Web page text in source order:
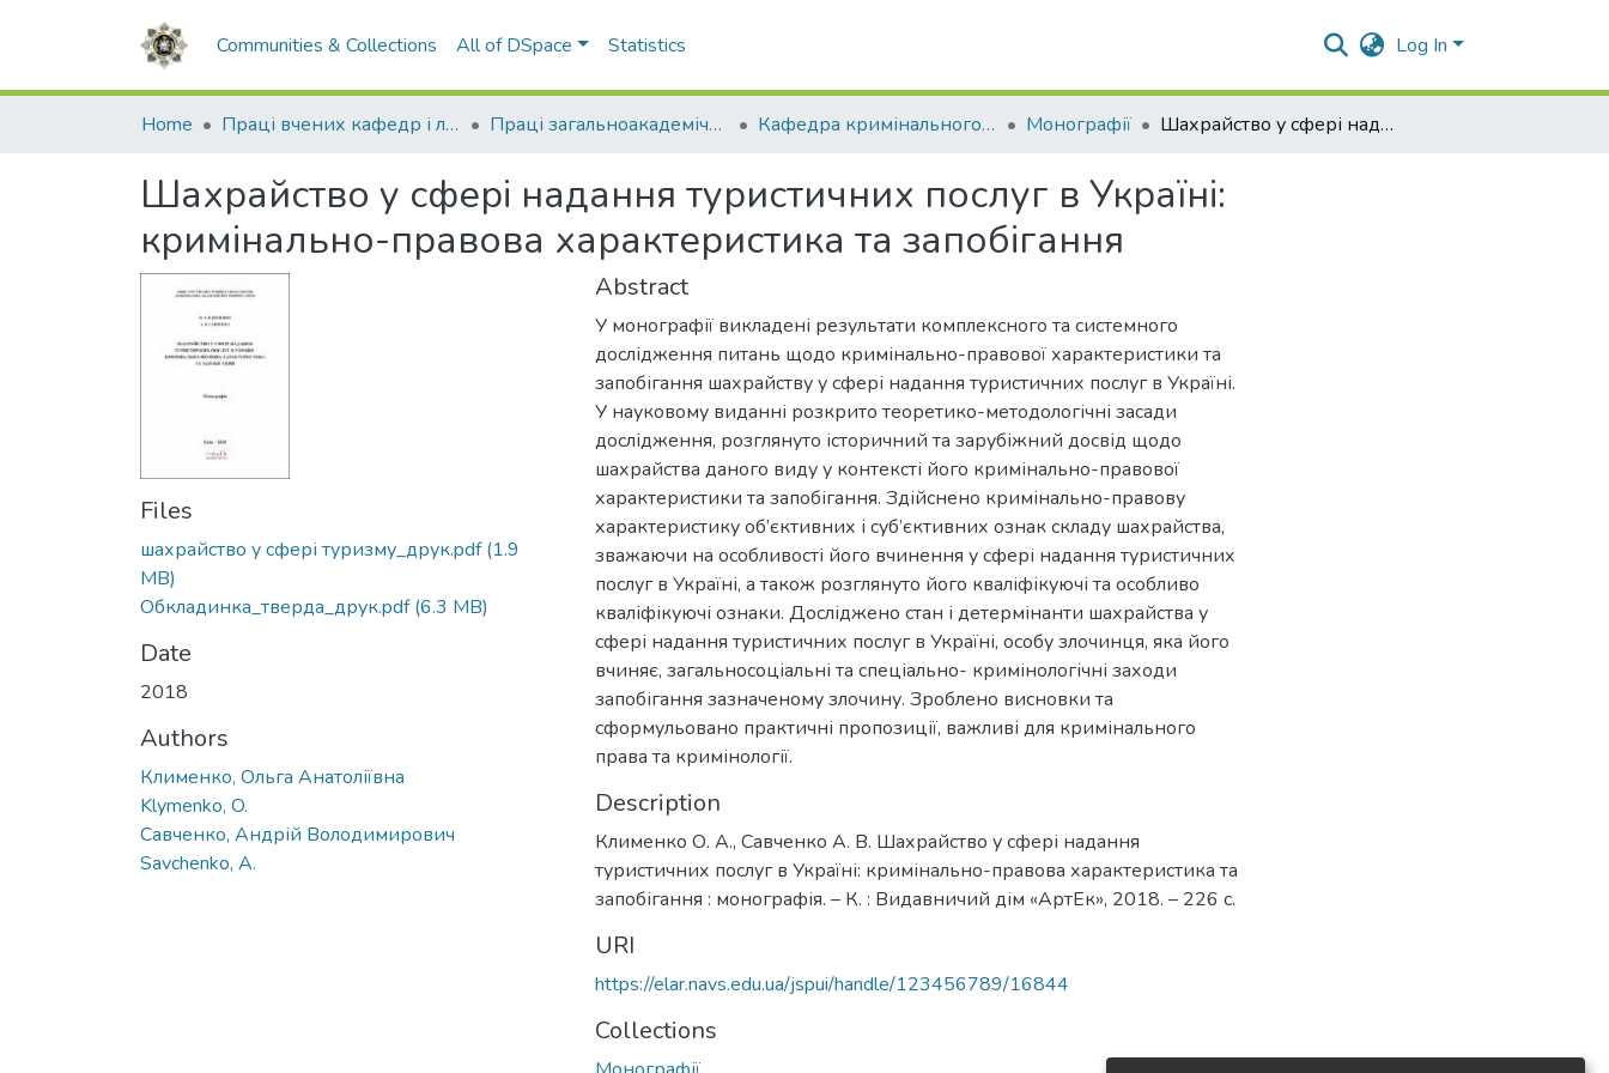
Communities & Collections All of DSpace Statistics Log In
Home Праці вчених кафедр і лабораторій Праці загальноакадемічних кафедр Кафедра кримінального права Монографії Шахрайство у сфері надання туристичних послуг в Україні: кримінально-правова характеристика та запобігання
Шахрайство у сфері надання туристичних послуг в Україні:
кримінально-правова характеристика та запобігання
Files
шахрайство у сфері туризму_друк.pdf(1.9
MB)
Обкладинка_тверда_друк.pdf(6.3 MB)
Date
2018
Authors
Клименко, Ольга Анатоліївна
Klymenko, O.
Савченко, Андрій Володимирович
Savchenko, A.
Abstract
У монографії викладені результати комплексного та системного
дослідження питань щодо кримінально-правової характеристики та
запобігання шахрайству у сфері надання туристичних послуг в Україні.
У науковому виданні розкрито теоретико-методологічні засади
дослідження, розглянуто історичний та зарубіжний досвід щодо
шахрайства даного виду у контексті його кримінально-правової
характеристики та запобігання. Здійснено кримінально-правову
характеристику об’єктивних і суб’єктивних ознак складу шахрайства,
зважаючи на особливості його вчинення у сфері надання туристичних
послуг в Україні, а також розглянуто його кваліфікуючі та особливо
кваліфікуючі ознаки. Досліджено стан і детермінанти шахрайства у
сфері надання туристичних послуг в Україні, особу злочинця, яка його
вчиняє, загальносоціальні та спеціально- кримінологічні заходи
запобігання зазначеному злочину. Зроблено висновки та
сформульовано практичні пропозиції, важливі для кримінального
права та кримінології.
Description
Клименко О. А., Савченко А. В. Шахрайство у сфері надання
туристичних послуг в Україні: кримінально-правова характеристика та
запобігання : монографія. – К. : Видавничий дім «АртЕк», 2018. – 226 с.
URI
https://elar.navs.edu.ua/jspui/handle/123456789/16844
Collections